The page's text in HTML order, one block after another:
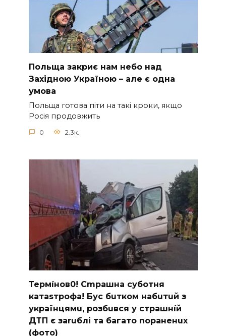
Польща закриє нам небо над
Західною Україною – але є одна
умова
Польща готова піти на такі кроки, якщо
Росія продовжить
0 2.3к.
Термíнoв0! Cmрашна суботня
катаsтрофa! Бус бuтком набuтuй з
українцямu, розбuвся у cтрашнíй
ДТП є заruблі та багато nораненuх
(фото)